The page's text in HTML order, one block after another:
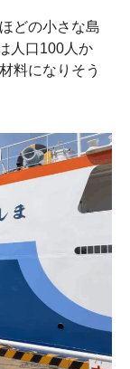
どの小さな島
人口100人か
料になりそう